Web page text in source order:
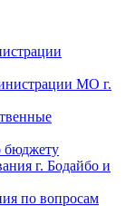
МО г.
бюджету
г. Бодайбо и
по вопросам